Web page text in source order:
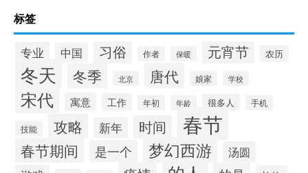
标签
专业 中国 习俗 作者 保暖 元宵节 农历
冬天 冬季 北京 唐代 娘家 学校
宋代 寓意 工作 年初 年龄 很多人 手机
技能 攻略 新年 时间 春节
春节期间 是一个 梦幻西游
汤圆